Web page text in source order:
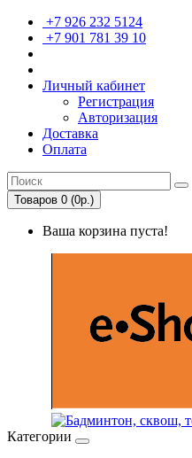
+7 926 232 5124
+7 901 781 39 10
Личный кабинет
Регистрация
Авторизация
Доставка
Оплата
Товаров 0 (0р.)
Ваша корзина пуста!
Категории